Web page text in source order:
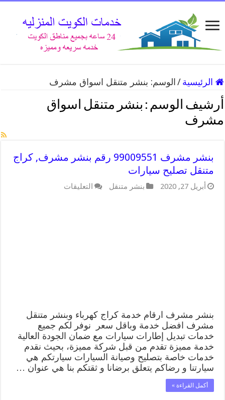
الرئيسية / الوسم: بنشر متنقل اسواق مشرف
أرشيف الوسم : بنشر متنقل اسواق
مشرف
بنشر مشرف 99009551 رقم بنشر مشرف, كراج
متنقل تصليح سيارات
أبريل 27, 2020 بنشر متنقل التعليقات
بنشر مشرف ارقام خدمة كراج كهرباء وبنشر متنقل
مشرف افضل خدمة وباقل سعر نوفر لكم جميع
خدمات تبديل إطارات سيارات مع ضمان الجودة العالية
خدمة مميزة تقدم من قبل شركة مميزة، بحيث نقدم
خدمات خاصة بتصليح وصيانة السيارات سيارتكم هي
سيارتنا و رضاكم يتعلق برضانا و ثقتكم بنا هي عنوان …
أكمل القراءة »